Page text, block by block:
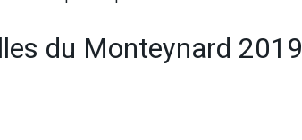
du Monteynard 2019